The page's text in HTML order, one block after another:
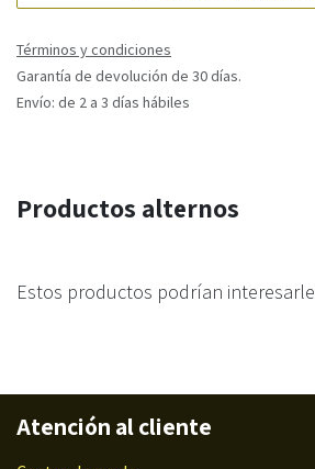
Términos y condiciones
Garantía de devolución de 30 días.
Envío: de 2 a 3 días hábiles
Productos alternos
Estos productos podrían interesarle
Atención al cliente